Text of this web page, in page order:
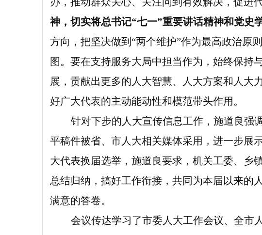
神，切实将总书记“七一”重要讲话精神和党史
方向，把坚决做到“两个维护”作为最高政治原
图。要在支持服务大局中担当作为，始终保持
展，贡献出更多的人大智慧、人大方案和人大
好广大代表的主动能动性和模范带头作用。
针对下步的人大宣传信息工作，施道良强
平稿件被省、市人大相关媒体采用，进一步展
大代表换届选举，施道良要求，机关工委、乡
总结归纳，搞好工作衔接，共同为本届以来的
满意的答卷。
会议传达学习了市委人大工作会议、全市